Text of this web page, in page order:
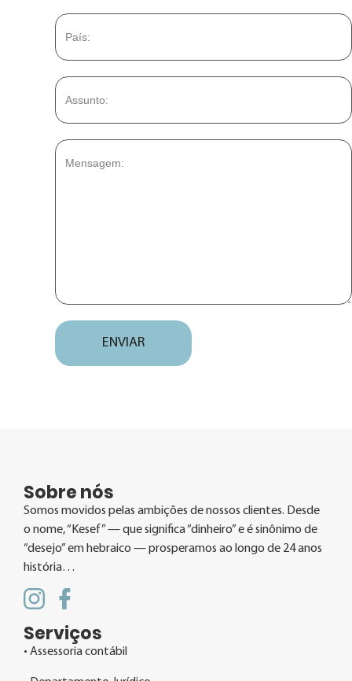
ENVIAR
Sobre nós
Somos movidos pelas ambições de nossos clientes. Desde
o nome, “Kesef” — que significa “dinheiro” e é sinônimo de
“desejo” em hebraico — prosperamos ao longo de 24 anos
história…
Serviços
• Assessoria contábil